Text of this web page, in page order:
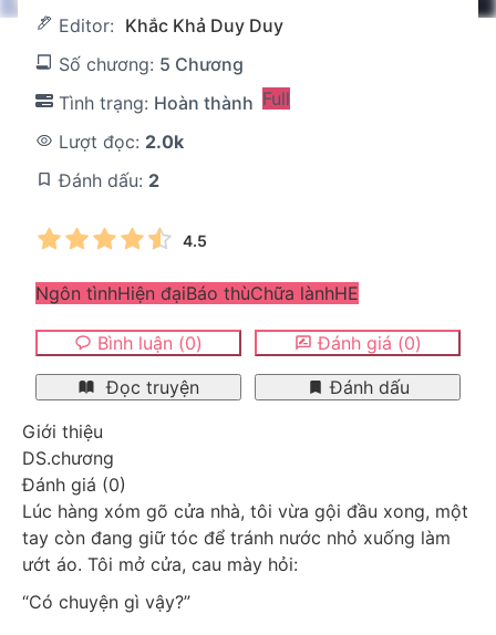
Editor: Khắc Khả Duy Duy
Số chương: 5 Chương
Tình trạng: Hoàn thành Full
Lượt đọc: 2.0k
Đánh dấu: 2
4.5
Ngôn tìnhHiện đạiBáo thùChữa lànhHE
Bình luận (0) Đánh giá (0)
Đọc truyện
Đánh dấu
Giới thiệu
DS.chương
Đánh giá (0)
Lúc hàng xóm gõ cửa nhà, tôi vừa gội đầu xong, một
tay còn đang giữ tóc để tránh nước nhỏ xuống làm
ướt áo. Tôi mở cửa, cau mày hỏi:
“Có chuyện gì vậy?”